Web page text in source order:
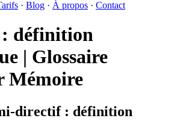
· Blog · À propos · Contact
définition
| Glossaire
Mémoire
directif : définition